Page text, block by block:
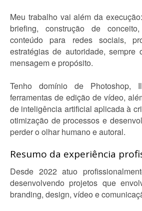
Meu trabalho vai além da
briefing, construção de
conteúdo para redes sociais,
estratégias de autoridade, sempre
mensagem e propósito.
Tenho domínio de Photoshop,
ferramentas de edição de vídeo,
de inteligência artificial aplicada à
otimização de processos e
perder o olhar humano e autoral.
Resumo da experiência
Desde 2022 atuo
desenvolvendo projetos que
branding, design, vídeo e